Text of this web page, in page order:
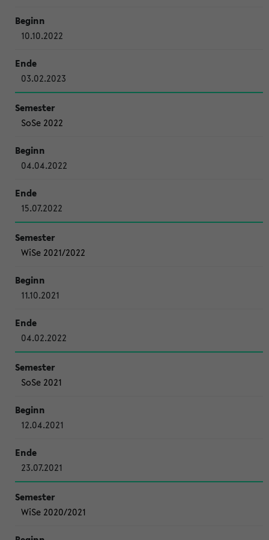
10.10.2022
03.02.2023
SoSe 2022
04.04.2022
15.07.2022
WiSe 2021/2022
11.10.2021
04.02.2022
SoSe 2021
12.04.2021
23.07.2021
WiSe 2020/2021